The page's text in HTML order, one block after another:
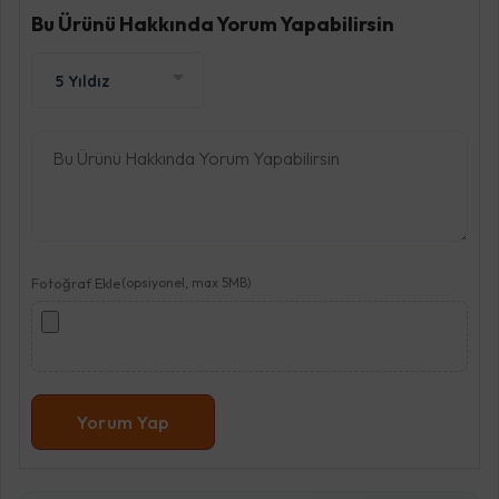
Bu Ürünü Hakkında Yorum Yapabilirsin
5 Yıldız
Fotoğraf Ekle(opsiyonel, max 5MB)
Yorum Yap